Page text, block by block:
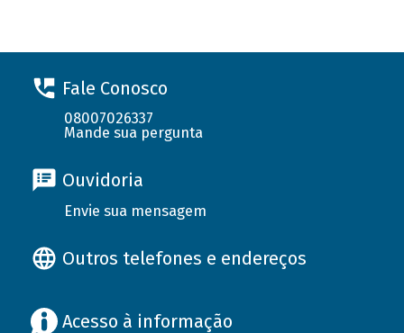
Fale Conosco
08007026337
Mande sua pergunta
Ouvidoria
Envie sua mensagem
Outros telefones e endereços
Acesso à informação